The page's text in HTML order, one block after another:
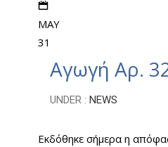
MAY
31
Αγωγή Αρ.
UNDER : NEWS
Εκδόθηκε σήμερα η